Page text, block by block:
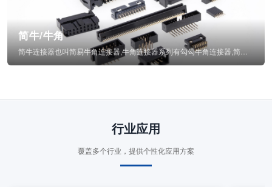
简牛/牛角
行业应用
覆盖多个行业，提供个性化应用方案